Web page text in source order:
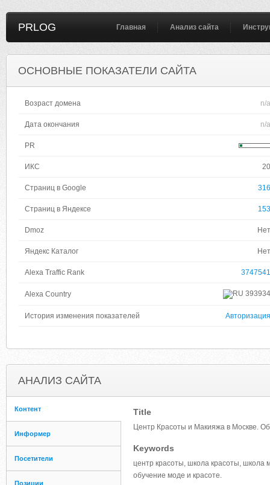
PRLOG Главная Анализ сайта
ОСНОВНЫЕ ПОКАЗАТЕЛИ САЙТА
Возраст домена n/a
Дата окончания n/a
PR
ИКС 20
Страниц в Google 316
Страниц в Яндексе 153
Dmoz Нет
Яндекс Каталог Нет
Alexa Traffic Rank 3747541
Alexa Country 393934
История изменения показателей Авторизация
АНАЛИЗ САЙТА
Контент
Информер
Посетители
Позиции
Title
Центр Красоты и Макияжа в Москве.
Keywords
центр красоты, школа красоты, школа
обучение моде и красоте.